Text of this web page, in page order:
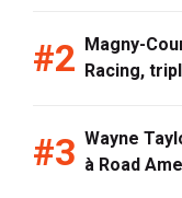
Magny-
Racing,
Wayne
à Road